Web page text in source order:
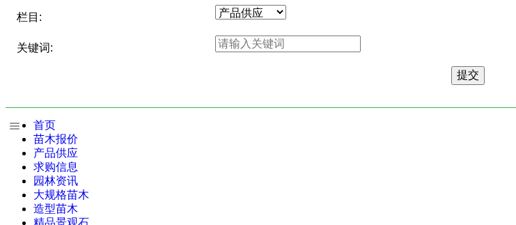
栏目:
关键词:
首页
苗木报价
产品供应
求购信息
园林资讯
大规格苗木
造型苗木
精品景观石